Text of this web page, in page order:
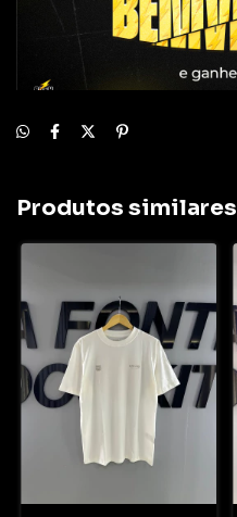
Produtos similares